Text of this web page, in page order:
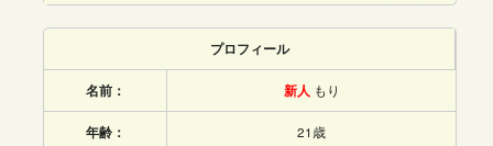
プロフィール
名前： 新人 もり
年齢： 21歳